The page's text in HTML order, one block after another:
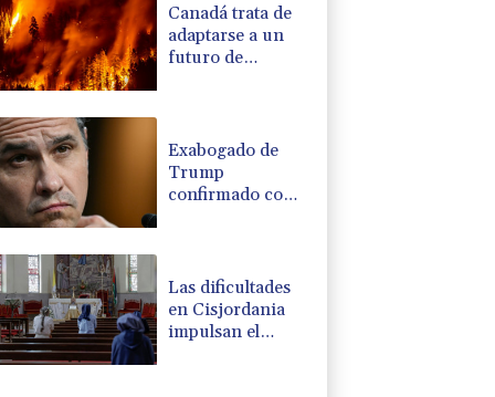
Canadá trata de
adaptarse a un
futuro de
Exabogado de
Trump
confirmado como
Las dificultades
en Cisjordania
impulsan el